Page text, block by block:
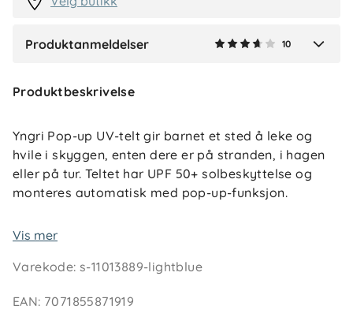
Produktanmeldelser 10
Produktbeskrivelse
Yngri Pop-up UV-telt gir barnet et sted å leke og
hvile i skyggen, enten dere er på stranden, i hagen
eller på tur. Teltet har UPF 50+ solbeskyttelse og
monteres automatisk med pop-up-funksjon.
Teltet er lett og kompakt, og det følger med
enkelt å ta med.
Vis mer
Varekode:s-11013889-lightblue
EAN: 7071855871919